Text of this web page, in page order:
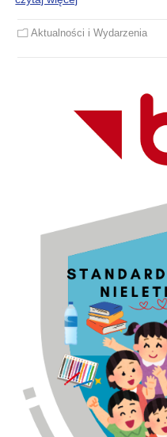
Aktualności i Wydarzenia